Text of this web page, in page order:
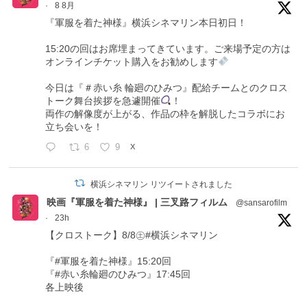
· 8 8月
『軍服を着た神様』横浜シネマリン本日初日！
15:20の回はお席埋まってきています。ご来場予定の方は
オンラインチケット購入をお勧めします
今日は『＃赤い糸 輪廻のひみつ』配給チームとのクロス
トーク舞台挨拶を急遽開催
！
両作の解像度が上がる、作品の枠を解脱したコラボにお
立ち会いを！
6 9 X
横浜シネマリン リツイートされました
映画『軍服を着た神様』 | 三叉路フィルム
@sansarofilm
·
23h
【クロストーク】8/8㊏#横浜シネマリン
『#軍服を着た神様』15:20回
『#赤い糸輪廻のひみつ』17:45回
各上映後